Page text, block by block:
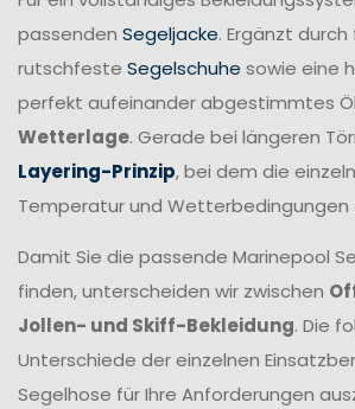
passenden Segeljacke. Ergänzt
rutschfeste Segelschuhe sowie eine
perfekt aufeinander abgestimmtes
Wetterlage. Gerade bei längeren
Layering-Prinzip, bei dem die
Temperatur und
Damit Sie die passende Marinepool
finden, unterscheiden wir zwischen
Jollen- und Skiff-Bekleidung. Die
Unterschiede der einzelnen
Segelhose für Ihre Anforderungen